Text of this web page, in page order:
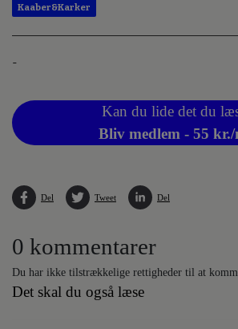
Kaaber&Karker
-
Kan du lide det du
Bliv medlem - 55 kr./
Del Tweet Del
0 kommentarer
Du har ikke tilstrækkelige rettigheder til at
Det skal du også læse